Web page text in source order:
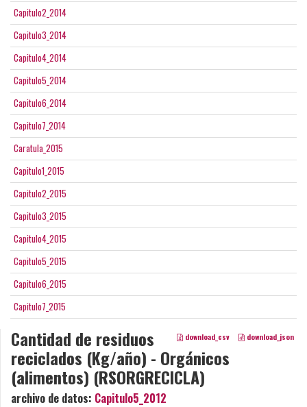
Capitulo2_2014
Capitulo3_2014
Capitulo4_2014
Capitulo5_2014
Capitulo6_2014
Capitulo7_2014
Caratula_2015
Capitulo1_2015
Capitulo2_2015
Capitulo3_2015
Capitulo4_2015
Capitulo5_2015
Capitulo6_2015
Capitulo7_2015
download_csv download_json
Cantidad de residuos
reciclados (Kg/año) - Orgánicos
(alimentos) (RSORGRECICLA)
archivo de datos: Capitulo5_2012